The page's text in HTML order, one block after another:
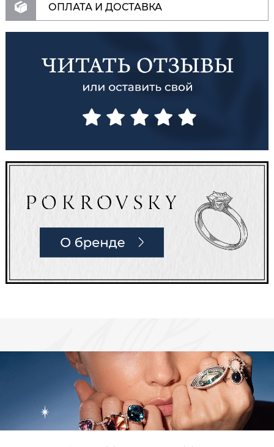
ОПЛАТА И ДОСТАВКА